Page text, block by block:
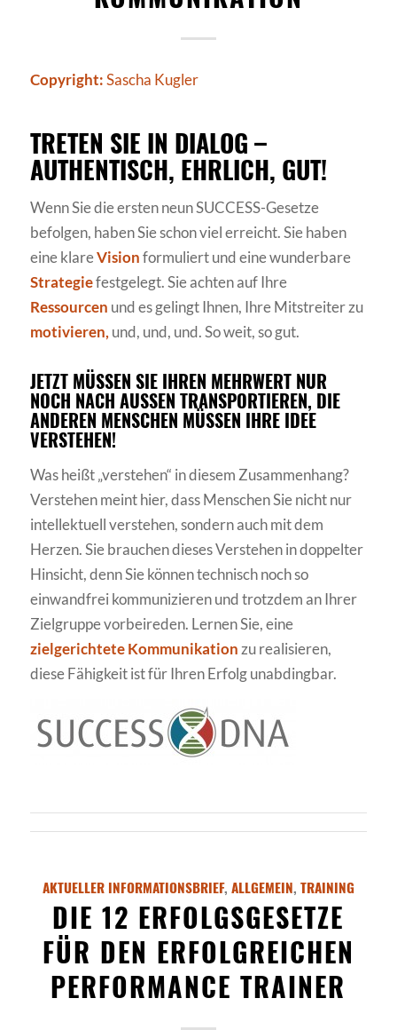
Copyright:Sascha Kugler
TRETEN SIE IN DIALOG –
AUTHENTISCH, EHRLICH, GUT!
Wenn Sie die ersten neun SUCCESS-Gesetze
befolgen, haben Sie schon viel erreicht. Sie haben
eine klareVisionformuliert und eine wunderbare
Strategiefestgelegt. Sie achten auf Ihre
Ressourcen und es gelingt Ihnen, Ihre Mitstreiter zu
motivieren, und, und, und. So weit, so gut.
JETZT MÜSSEN SIE IHREN MEHRWERT NUR
NOCH NACH AUSSEN TRANSPORTIEREN, DIE A
NDEREN MENSCHEN MÜSSEN IHRE IDEE V
ERSTEHEN!
Was heißt „verstehen“ in diesem Zusammenhang?
Verstehen meint hier, dass Menschen Sie nicht nur
intellektuell verstehen, sondern auch mit dem
Herzen. Sie brauchen dieses Verstehen in doppelter
Hinsicht, denn Sie können technisch noch so
einwandfrei kommunizieren und trotzdem an Ihrer
Zielgruppe vorbeireden. Lernen Sie, eine
zielgerichtete Kommunikation zu realisieren,
diese Fähigkeit ist für Ihren Erfolg unabdingbar.
AKTUELLER INFORMATIONSBRIEF, ALLGEMEIN, TRAINING
DIE 12 ERFOLGSGESETZE
FÜR DEN ERFOLGREICHEN
PERFORMANCE TRAINER